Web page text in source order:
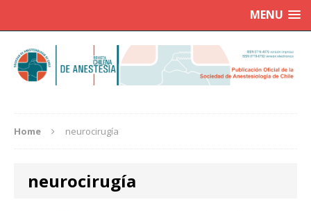
MENU
Home neurocirugía
neurocirugía